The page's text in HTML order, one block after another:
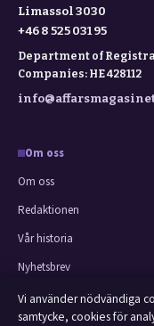
Limassol 3030
+46 8 525 031 95
Department of
Companies: HE 428112
Om oss
Om oss
Redaktionen
Vår historia
Nyhetsbrev
Tipsa oss
Vi använder nödvändiga
samtycke, cookies för